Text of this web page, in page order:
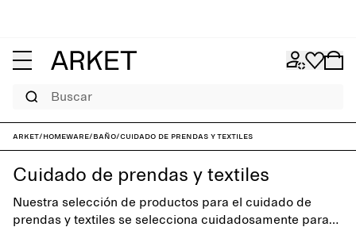
Buscar
ARKET/Homeware/Baño/Cuidado de prendas y textiles
Cuidado de prendas y textiles
Nuestra selección de productos para el cuidado de
prendas y textiles se selecciona cuidadosamente para